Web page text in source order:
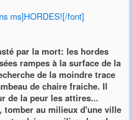
ms]HORDES![/font]
par la mort: les hordes
rampes à la surface de la
de la moindre trace
de chaire fraiche. Il
de la peur les attires...
tomber au milieux d'une ville